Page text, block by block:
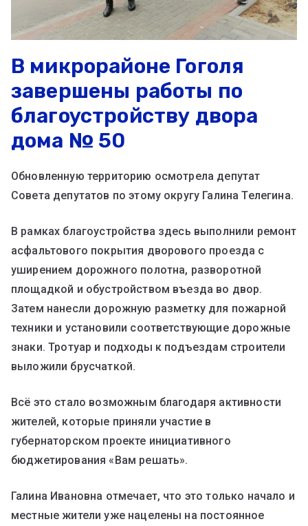
В микрорайоне Гоголя
завершены работы по
благоустройству двора
дома № 50
Обновленную территорию осмотрела депутат
Совета депутатов по этому округу Галина Телегина.
В рамках благоустройства здесь выполнили ремонт
асфальтового покрытия дворового проезда с
уширением дорожного полотна, разворотной
площадкой и обустройством въезда во двор.
Затем нанесли дорожную разметку для пожарной
техники и установили соответствующие дорожные
знаки. Тротуар и подходы к подъездам строители
выложили брусчаткой.
Всё это стало возможным благодаря активности
жителей, которые приняли участие в
губернаторском проекте инициативного
бюджетирования «Вам решать».
Галина Ивановна отмечает, что это только начало и
местные жители уже нацелены на постоянное